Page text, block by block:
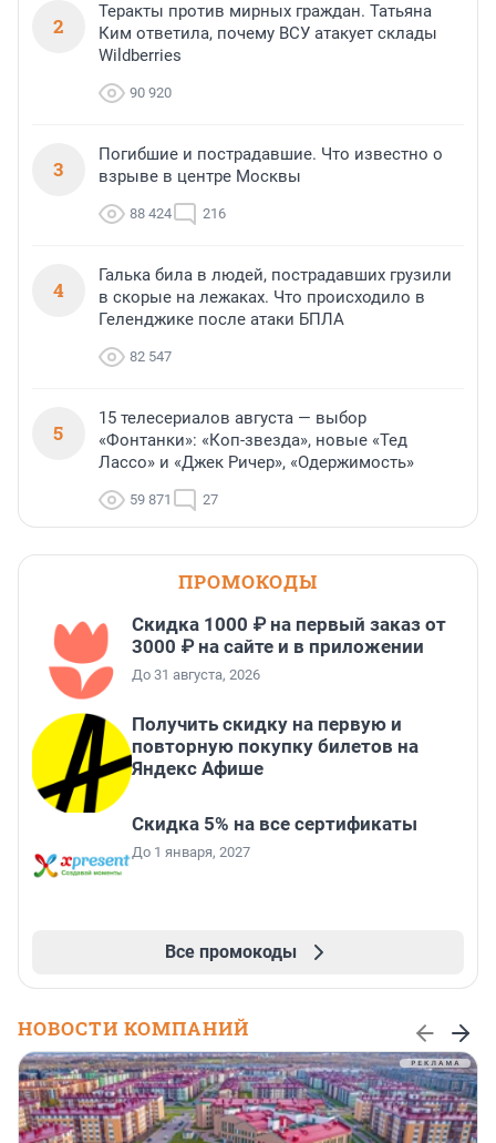
2
Теракты против мирных граждан. Татьяна
Ким ответила, почему ВСУ атакует склады
Wildberries
90 920
3
Погибшие и пострадавшие. Что известно о
взрыве в центре Москвы
88 424 216
4
Галька била в людей, пострадавших грузили
в скорые на лежаках. Что происходило в
Геленджике после атаки БПЛА
82 547
5
15 телесериалов августа — выбор
«Фонтанки»: «Коп-звезда», новые «Тед
Лассо» и «Джек Ричер», «Одержимость»
59 871 27
ПРОМОКОДЫ
Скидка 1000 ₽ на первый заказ от
3000 ₽ на сайте и в приложении
До 31 августа, 2026
Получить скидку на первую и
повторную покупку билетов на
Яндекс Афише
Скидка 5% на все сертификаты
До 1 января, 2027
Все промокоды
НОВОСТИ КОМПАНИЙ